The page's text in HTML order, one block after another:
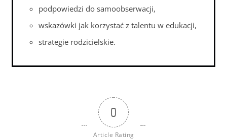
podpowiedzi do samoobserwacji,
wskazówki jak korzystać z talentu w edukacji,
strategie rodzicielskie.
0
Article Rating